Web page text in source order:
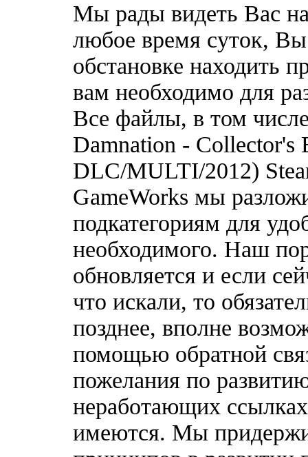
Мы рады видеть Вас
любое время суток,
обстановке находить
вам необходимо для
Все файлы, в том
Damnation - Collector's
DLC/MULTI/2012)
GameWorks мы
подкатегориям для
необходимого. Наш
обновляется и если
что искали, то
позднее, вполне
помощью обратной
пожелания по
неработающих
имеются. Мы